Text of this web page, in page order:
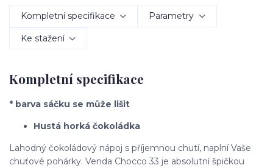
Kompletní specifikace Parametry
Ke stažení
Kompletní specifikace
* barva sáčku se může lišit
Hustá horká čokoládka
Lahodný čokoládový nápoj s příjemnou chutí, naplní Vaše
chuťové pohárky. Venda Chocco 33 je absolutní špičkou